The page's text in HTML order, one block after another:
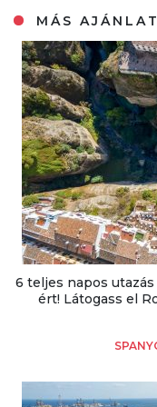
MÁS
6 teljes napos
ért! Látogass el